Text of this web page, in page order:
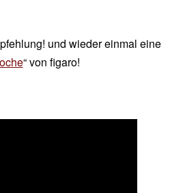
und wieder einmal eine
“ von figaro!